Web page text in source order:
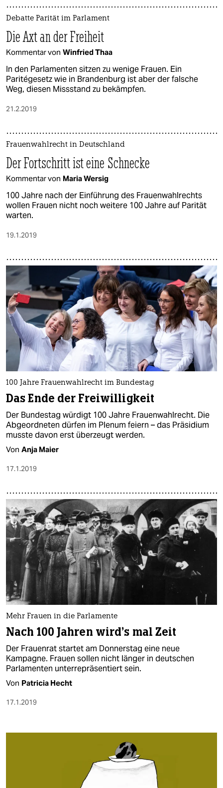
Debatte Parität im Parlament
Die Axt an der Freiheit
Kommentar von Winfried Thaa
In den Parlamenten sitzen zu wenige Frauen. Ein
Paritégesetz wie in Brandenburg ist aber der falsche
Weg, diesen Missstand zu bekämpfen.
21.2.2019
Frauenwahlrecht in Deutschland
Der Fortschritt ist eine Schnecke
Kommentar von Maria Wersig
100 Jahre nach der Einführung des Frauenwahlrechts
wollen Frauen nicht noch weitere 100 Jahre auf Parität
warten.
19.1.2019
100 Jahre Frauenwahlrecht im Bundestag
Das Ende der Freiwilligkeit
Der Bundestag würdigt 100 Jahre Frauenwahlrecht. Die
Abgeordneten dürfen im Plenum feiern – das Präsidium
musste davon erst überzeugt werden.
Von Anja Maier
17.1.2019
Mehr Frauen in die Parlamente
Nach 100 Jahren wird’s mal Zeit
Der Frauenrat startet am Donnerstag eine neue
Kampagne. Frauen sollen nicht länger in deutschen
Parlamenten unterrepräsentiert sein.
Von Patricia Hecht
17.1.2019